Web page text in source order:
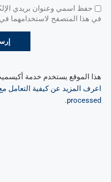
حفظ اسمي وعنوان بريدي
في هذا المتصفح لاستخدامهما في
هذا الموقع يستخدم خدمة
اعرف المزيد عن كيفية التعامل
processed
.